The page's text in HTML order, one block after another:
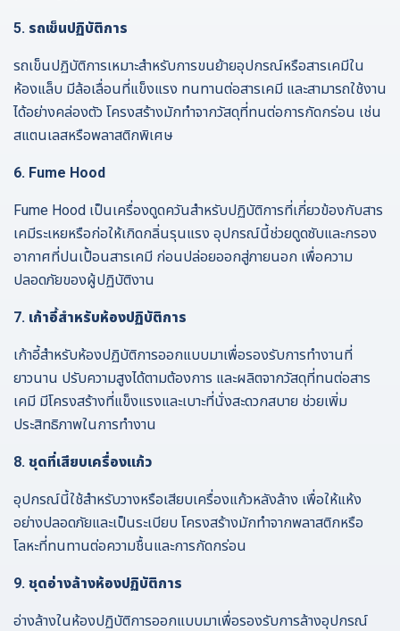
5. รถเข็นปฏิบัติการ
รถเข็นปฏิบัติการเหมาะสำหรับการขนย้ายอุปกรณ์หรือสารเคมีใน
ห้องแล็บ มีล้อเลื่อนที่แข็งแรง ทนทานต่อสารเคมี และสามารถใช้งาน
ได้อย่างคล่องตัว โครงสร้างมักทำจากวัสดุที่ทนต่อการกัดกร่อน เช่น
สแตนเลสหรือพลาสติกพิเศษ
6. Fume Hood
Fume Hood เป็นเครื่องดูดควันสำหรับปฏิบัติการที่เกี่ยวข้องกับสาร
เคมีระเหยหรือก่อให้เกิดกลิ่นรุนแรง อุปกรณ์นี้ช่วยดูดซับและกรอง
อากาศที่ปนเปื้อนสารเคมี ก่อนปล่อยออกสู่ภายนอก เพื่อความ
ปลอดภัยของผู้ปฏิบัติงาน
7. เก้าอี้สำหรับห้องปฏิบัติการ
เก้าอี้สำหรับห้องปฏิบัติการออกแบบมาเพื่อรองรับการทำงานที่
ยาวนาน ปรับความสูงได้ตามต้องการ และผลิตจากวัสดุที่ทนต่อสาร
เคมี มีโครงสร้างที่แข็งแรงและเบาะที่นั่งสะดวกสบาย ช่วยเพิ่ม
ประสิทธิภาพในการทำงาน
8. ชุดที่เสียบเครื่องแก้ว
อุปกรณ์นี้ใช้สำหรับวางหรือเสียบเครื่องแก้วหลังล้าง เพื่อให้แห้ง
อย่างปลอดภัยและเป็นระเบียบ โครงสร้างมักทำจากพลาสติกหรือ
โลหะที่ทนทานต่อความชื้นและการกัดกร่อน
9. ชุดอ่างล้างห้องปฏิบัติการ
อ่างล้างในห้องปฏิบัติการออกแบบมาเพื่อรองรับการล้างอุปกรณ์